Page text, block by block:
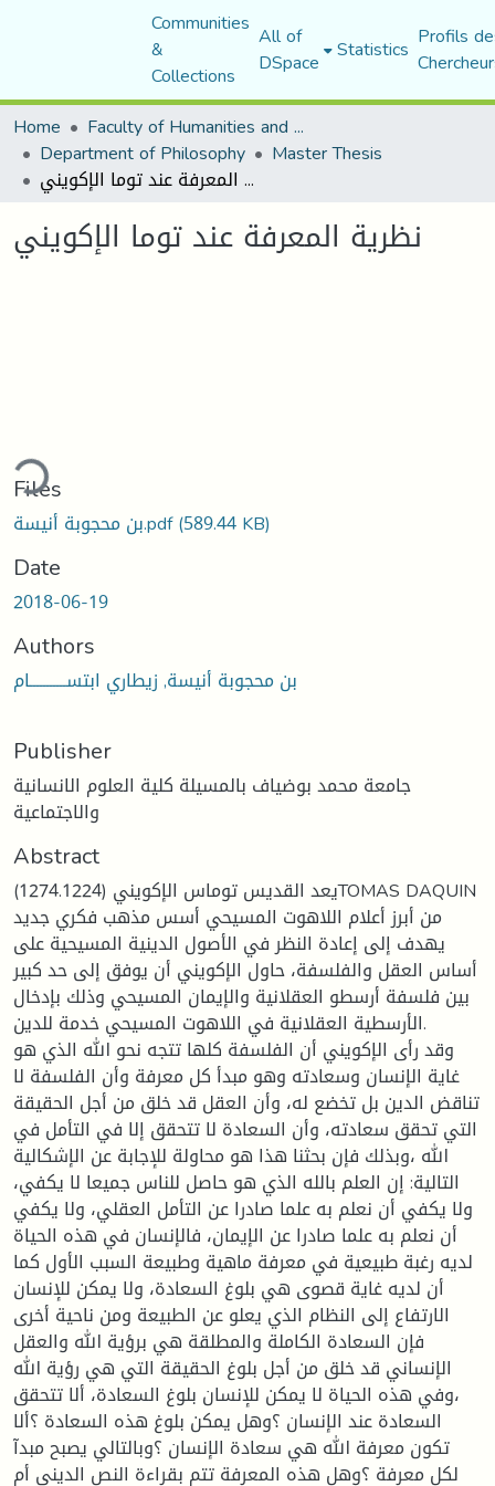
Communities
&
Collections
All of
DSpace Statistics Profils
Home
Faculty of Humanities and Social Sciences
Department of Philosophy Master Thesis
نظرية المعرفة عند توما الإكويني
نظرية المعرفة عند توما الإكويني
Files
بن محجوبة أنيسة.pdf(589.44 KB)
Date
2018-06-19
Authors
بن محجوبة أنيسة, زيطاري ابتســـــــــــام
Publisher
جامعة محمد بوضياف بالمسيلة كلية العلوم الانسانية
والاجتماعية
Abstract
يعد القديس توماس الإكويني (1274.1224)TOMAS DAQUIN
من أبرز أعلام اللاهوت المسيحي أسس مذهب فكري جديد
يهدف إلى إعادة النظر في الأصول الدينية المسيحية على
أساس العقل والفلسفة، حاول الإكويني أن يوفق إلى حد كبير
بين فلسفة أرسطو العقلانية والإيمان المسيحي وذلك بإدخال
الأرسطية العقلانية في اللاهوت المسيحي خدمة للدين.
وقد رأى الإكويني أن الفلسفة كلها تتجه نحو الله الذي هو
غاية الإنسان وسعادته وهو مبدأ كل معرفة وأن الفلسفة لا
تناقض الدين بل تخضع له، وأن العقل قد خلق من أجل الحقيقة
التي تحقق سعادته، وأن السعادة لا تتحقق إلا في التأمل في
الله ،وبذلك فإن بحثنا هذا هو محاولة للإجابة عن الإشكالية
التالية: إن العلم بالله الذي هو حاصل للناس جميعا لا يكفي،
ولا يكفي أن نعلم به علما صادرا عن التأمل العقلي، ولا يكفي
أن نعلم به علما صادرا عن الإيمان، فالإنسان في هذه الحياة
لديه رغبة طبيعية في معرفة ماهية وطبيعة السبب الأول كما
أن لديه غاية قصوى هي بلوغ السعادة، ولا يمكن للإنسان
الارتفاع إلى النظام الذي يعلو عن الطبيعة ومن ناحية أخرى
فإن السعادة الكاملة والمطلقة هي برؤية الله والعقل
الإنساني قد خلق من أجل بلوغ الحقيقة التي هي رؤية الله
،وفي هذه الحياة لا يمكن للإنسان بلوغ السعادة، ألا تتحقق
السعادة عند الإنسان ؟وهل يمكن بلوغ هذه السعادة ؟ألا
تكون معرفة الله هي سعادة الإنسان ؟وبالتالي يصبح مبدآ
لكل معرفة ؟وهل هذه المعرفة تتم بقراءة النص الديني أم